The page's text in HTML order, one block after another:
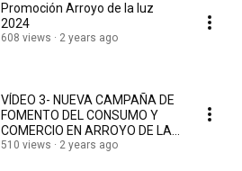
Promoción Arroyo de la luz
2024
608 views 2 years ago
VÍDEO 3- NUEVA CAMPAÑA DE
FOMENTO DEL CONSUMO Y
COMERCIO EN ARROYO DE LA
LUZ
510 views 2 years ago